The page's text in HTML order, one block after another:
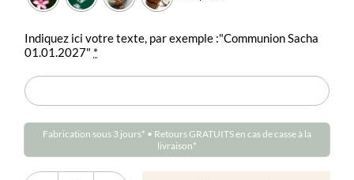
Indiquez ici votre texte, par exemple :"Communion Sacha
01.01.2027" *
Fabrication sous 3 jours* • Retours GRATUITS en cas de casse à la
livraison*